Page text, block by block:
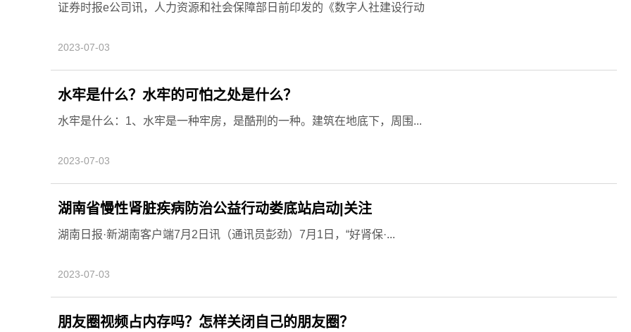
证券时报e公司讯，人力资源和社会保障部日前印发的《数字人社建设行动
2023-07-03
水牢是什么？水牢的可怕之处是什么？
水牢是什么：1、水牢是一种牢房，是酷刑的一种。建筑在地底下，周围...
2023-07-03
湖南省慢性肾脏疾病防治公益行动娄底站启动|关注
湖南日报·新湖南客户端7月2日讯（通讯员彭劲）7月1日，“好肾保·...
2023-07-03
朋友圈视频占内存吗？怎样关闭自己的朋友圈？